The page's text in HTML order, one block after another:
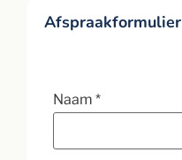
Afspraakformulier
Naam *